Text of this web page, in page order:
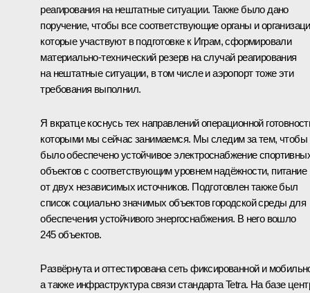
реагирования на нештатные ситуации. Также было дано
поручение, чтобы все соответствующие органы и
которые участвуют в подготовке к Играм, сформировали
материально-технический резерв на случай реагирования
на нештатные ситуации, в том числе и аэропорт тоже эти
требования выполнил.
Я вкратце коснусь тех направлений операционной
которыми мы сейчас занимаемся. Мы следим за тем, чтобы
было обеспечено устойчивое электроснабжение
объектов с соответствующим уровнем надёжности, питание
от двух независимых источников. Подготовлен также был
список социально значимых объектов городской среды для
обеспечения устойчивого энергоснабжения. В него вошло
245 объектов.
Развёрнута и оттестирована сеть фиксированной и
а также инфраструктура связи стандарта Tetra. На базе